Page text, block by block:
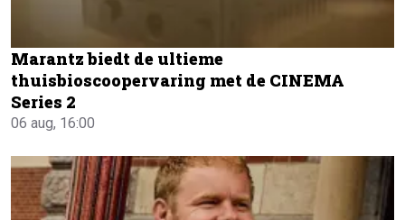
Marantz biedt de ultieme
thuisbioscoopervaring met de CINEMA
Series 2
06 aug, 16:00